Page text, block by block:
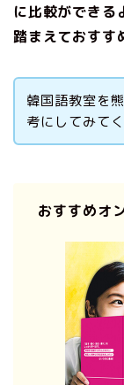
に比較ができる
踏まえておすす
韓国語教室を
考にしてみて
おすすめオ